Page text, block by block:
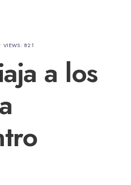
• VIEWS: 821
a los